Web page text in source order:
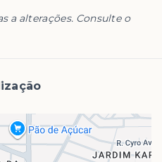
a alterações. Consulte o